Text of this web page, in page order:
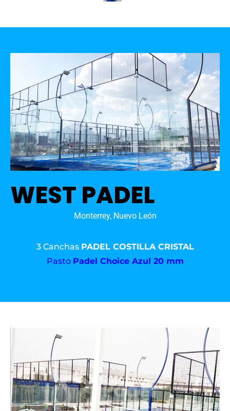
WEST PADEL
Monterrey, Nuevo León
3 Canchas PADEL COSTILLA CRISTAL
Pasto Padel Choice Azul 20 mm